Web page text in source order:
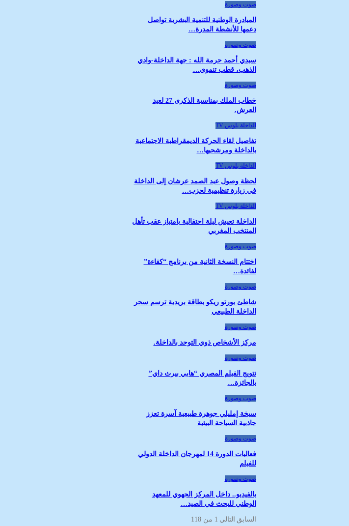
صوت وصورة
المبادرة الوطنية للتنمية البشرية تواصل
دعمها للأنشطة المدرة…
صوت وصورة
سيدي أحمد حرمة الله : جهة الداخلة-وادي
الذهب، قطب تنموي…
صوت وصورة
خطاب الملك بمناسبة الذكرى 27 لعيد
العرش.
الداخلة بلوس TV
تفاصيل لقاء الحركة الديمقراطية الاجتماعية
بالداخلة ومرشحيها…
الداخلة بلوس TV
لحظة وصول عبد الصمد عرشان إلى الداخلة
في زيارة تنظيمية لحزب…
الداخلة بلوس TV
الداخلة تعيش ليلة احتفالية بامتياز عقب تأهل
المنتخب المغربي
صوت وصورة
اختتام النسخة الثانية من برنامج “كفاءة”
لفائدة…
صوت وصورة
شاطئ بورتو ريكو بطاقة بريدية ترسم سحر
الداخلة الطبيعي
صوت وصورة
مركز الأشخاص ذوي التوحد بالداخلة.
صوت وصورة
تتويج الفيلم المصري “هابي بيرث داي”
بالجائزة…
صوت وصورة
سبخة إمليلي جوهرة طبيعية آسرة تعزز
جاذبية السياحة البيئية
صوت وصورة
فعاليات الدورة 14 لمهرجان الداخلة الدولي
للفيلم
صوت وصورة
بالفيديو.. داخل المركز الجهوي للمعهد
الوطني للبحث في الصيد…
السابق التالي 1 من 118